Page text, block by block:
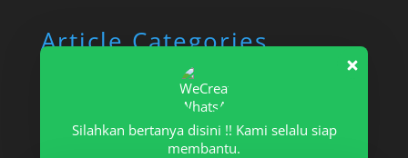
Article Categories
Pengetahuan Umum
Silahkan bertanya disini !! Kami selalu siap
membantu.